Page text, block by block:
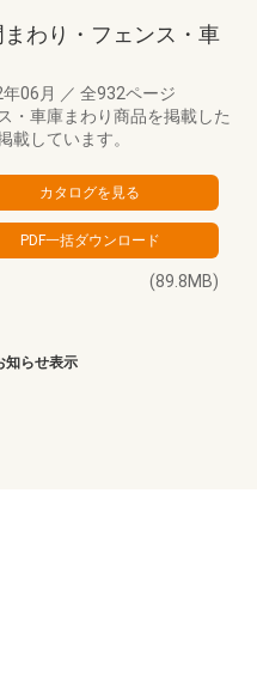
わり・フェンス・車
06月 ／ 全932ページ
・車庫まわり商品を掲載した
載しています。
(89.8MB)
知らせ表示